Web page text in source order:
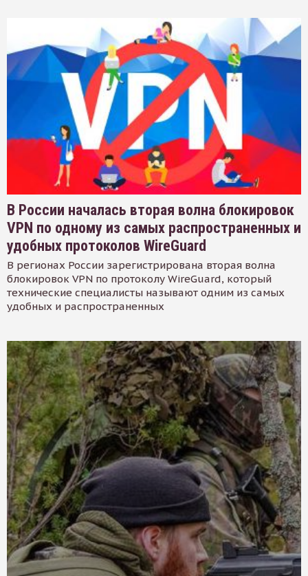
В России началась вторая волна блокировок
VPN по одному из самых распространенных и
удобных протоколов WireGuard
В регионах России зарегистрирована вторая волна
блокировок VPN по протоколу WireGuard, который
технические специалисты называют одним из самых
удобных и распространенных